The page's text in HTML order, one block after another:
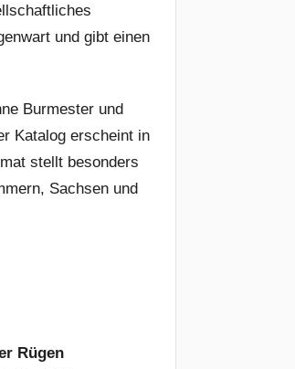
und gibt einen
Burmester und
Katalog erscheint in
stellt besonders
Sachsen und
Rügen